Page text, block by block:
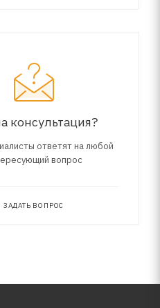
консультация?
ответят на любой
вопрос
ЗАДАТЬ ВОПРОС